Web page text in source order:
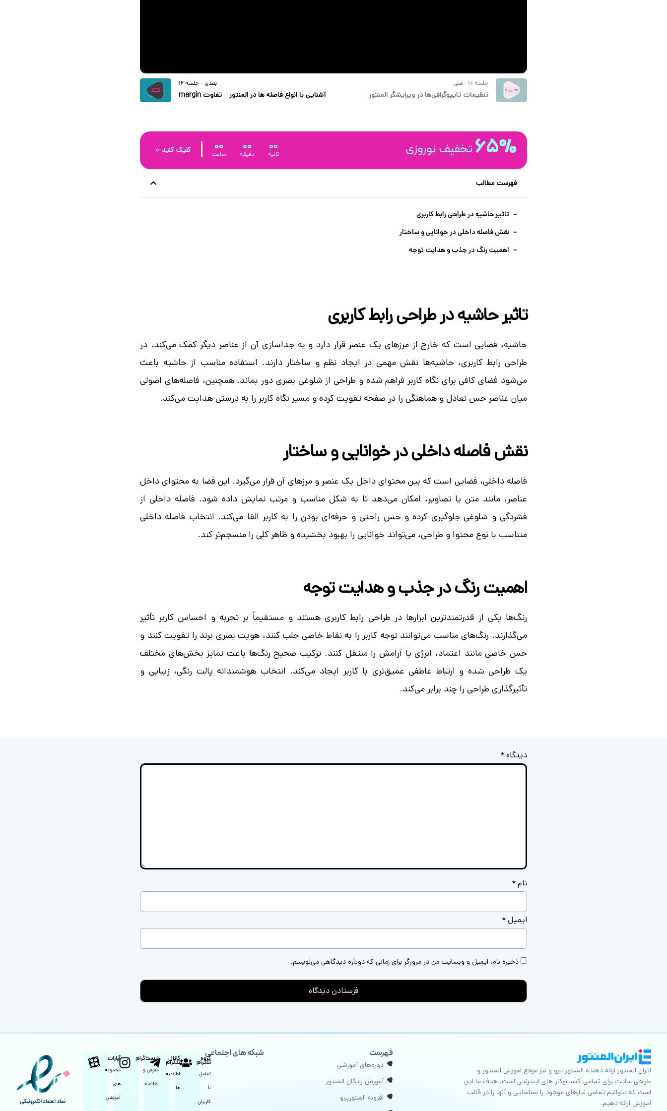
جلسه 10 - قبلی
تنظیمات تایپوگرافی‌ها در ویرایشگر المنتور
بعدی - جلسه 12
آشنایی با انواع فاصله ها در المنتور – تفاوت margin
65%تخفیف نوروزی 00
ساعت‌
00
دقیقه
00
ثانیه کلیک کنید
فهرست مطالب
تاثیر حاشیه در طراحی رابط کاربری
نقش فاصله داخلی در خوانایی و ساختار
اهمیت رنگ در جذب و هدایت توجه
تاثیر حاشیه در طراحی رابط کاربری
حاشیه، فضایی است که خارج از مرزهای یک عنصر قرار دارد و به جداسازی آن از عناصر دیگر کمک می‌کند. در
طراحی رابط کاربری، حاشیه‌ها نقش مهمی در ایجاد نظم و ساختار دارند. استفاده مناسب از حاشیه باعث
می‌شود فضای کافی برای نگاه کاربر فراهم شده و طراحی از شلوغی بصری دور بماند. همچنین، فاصله‌های اصولی
میان عناصر حس تعادل و هماهنگی را در صفحه تقویت کرده و مسیر نگاه کاربر را به درستی هدایت می‌کند.
نقش فاصله داخلی در خوانایی و ساختار
فاصله داخلی، فضایی است که بین محتوای داخل یک عنصر و مرزهای آن قرار می‌گیرد. این فضا به محتوای داخل
عناصر، مانند متن یا تصاویر، امکان می‌دهد تا به شکل مناسب و مرتب نمایش داده شود. فاصله داخلی از
فشردگی و شلوغی جلوگیری کرده و حس راحتی و حرفه‌ای بودن را به کاربر القا می‌کند. انتخاب فاصله داخلی
متناسب با نوع محتوا و طراحی، می‌تواند خوانایی را بهبود بخشیده و ظاهر کلی را منسجم‌تر کند.
اهمیت رنگ در جذب و هدایت توجه
رنگ‌ها یکی از قدرتمندترین ابزارها در طراحی رابط کاربری هستند و مستقیماً بر تجربه و احساس کاربر تأثیر
می‌گذارند. رنگ‌های مناسب می‌توانند توجه کاربر را به نقاط خاصی جلب کنند، هویت بصری برند را تقویت کنند و
حس خاصی مانند اعتماد، انرژی یا آرامش را منتقل کنند. ترکیب صحیح رنگ‌ها باعث تمایز بخش‌های مختلف
یک طراحی شده و ارتباط عاطفی عمیق‌تری با کاربر ایجاد می‌کند. انتخاب هوشمندانه پالت رنگی، زیبایی و
تأثیرگذاری طراحی را چند برابر می‌کند.
دیدگاه*
نام*
ایمیل*
ذخیره نام، ایمیل و وبسایت من در مرورگر برای زمانی که دوباره دیدگاهی می‌نویسم.
ایران المنتور ارائه دهنده المنتور پرو و نیز مرجع اموزش المنتور و
طراحی سایت برای تمامی کسب‌وکار های اینترنتی است. هدف ما این
است که بتوانیم تمامی نیازهای موجود را شناسایی و آنها را در قالب
آموزش ارائه دهیم.
فهرست
دوره‌های آموزشی
آموزش رایگان المنتور
افزونه المتورپرو
شبکه های اجتماعیگروه
تلگرام
تعامل
با
کاربران
کانال
تلگرام
اطلاعیه
ها
اینستاگرام
معرفی و
اطلاعیه
آپارات
مجموعه
های
آموزشی